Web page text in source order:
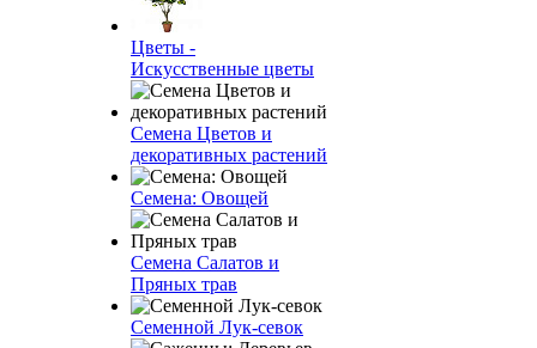
Цветы -
Искусственные цветы
Семена Цветов и
декоративных растений
Семена: Овощей
Семена Салатов и
Пряных трав
Семенной Лук-севок